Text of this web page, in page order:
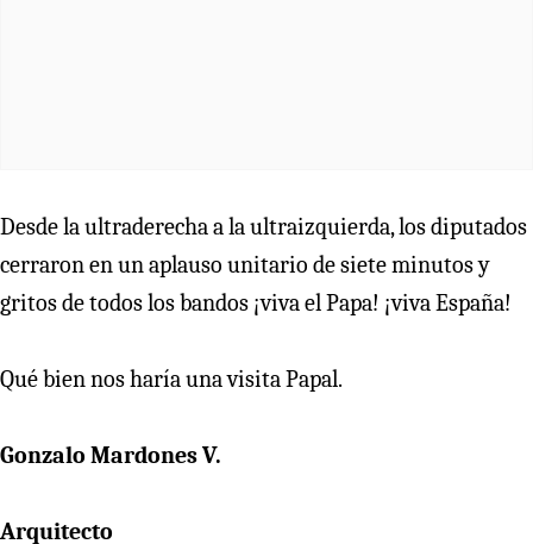
Desde la ultraderecha a la ultraizquierda, los diputados
cerraron en un aplauso unitario de siete minutos y
gritos de todos los bandos ¡viva el Papa! ¡viva España!
Qué bien nos haría una visita Papal.
Gonzalo Mardones V.
Arquitecto